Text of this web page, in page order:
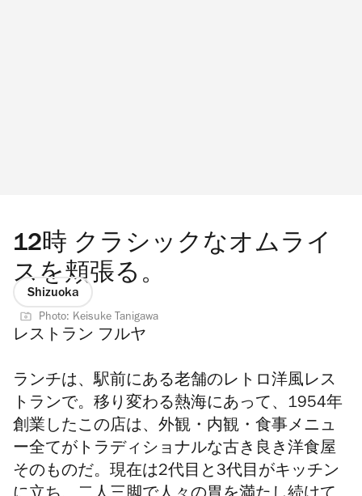
12時 クラシックなオムライ
スを頬張る。
Shizuoka
Photo: Keisuke Tanigawa
レストラン フルヤ
ランチは、駅前にある老舗のレトロ洋風レス
トランで。移り変わる熱海にあって、1954年
創業したこの店は、外観・内観・食事メニュ
ー全てがトラディショナルな古き良き洋食屋
そのものだ。現在は2代目と3代目がキッチン